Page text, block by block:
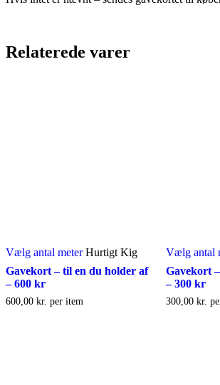
Relaterede varer
Vælg antal meter Hurtigt Kig
Gavekort – til en du holder af
– 600 kr
600,00 kr. per item
Vælg antal
Gavekort
– 300 kr
300,00 kr.